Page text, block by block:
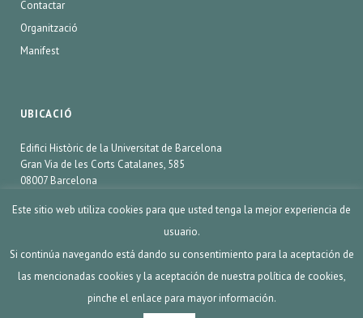
Contactar
Organització
Manifest
UBICACIÓ
Edifici Històric de la Universitat de Barcelona
Gran Via de les Corts Catalanes, 585
08007 Barcelona
SCIENCE&COOKING® 2020. Barcelona España.
AVÍS LEGAL
Este sitio web utiliza cookies para que usted tenga la mejor experiencia de
usuario.
Si continúa navegando está dando su consentimiento para la aceptación de
las mencionadas cookies y la aceptación de nuestra política de cookies,
pinche el enlace para mayor información.